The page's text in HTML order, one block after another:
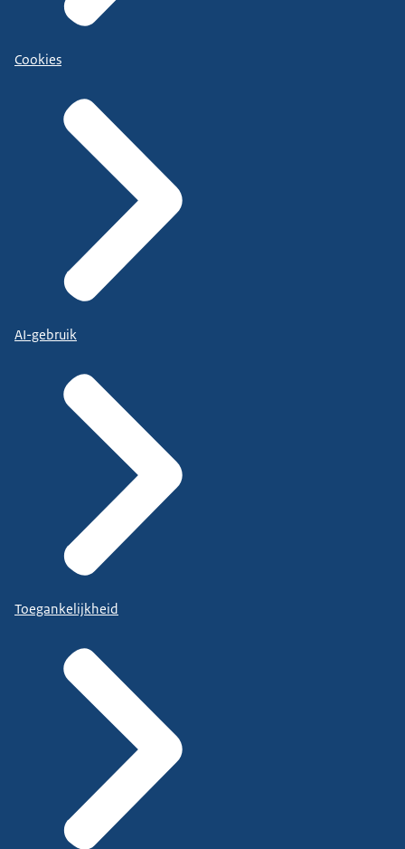
Cookies
AI-gebruik
Toegankelijkheid